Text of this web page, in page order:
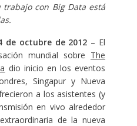
con Big Data está
de octubre de 2012 – El
mundial sobre The
dio inicio en los eventos
Singapur y Nueva
a los asistentes (y
en vivo alrededor
de la nueva